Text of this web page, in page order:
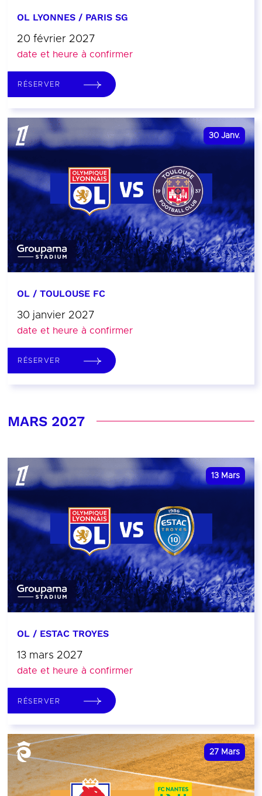
OL LYONNES / PARIS SG
20 février 2027
date et heure à confirmer
RÉSERVER
30 Janv.
OL / TOULOUSE FC
30 janvier 2027
date et heure à confirmer
RÉSERVER
MARS 2027
13 Mars
OL / ESTAC TROYES
13 mars 2027
date et heure à confirmer
RÉSERVER
27 Mars